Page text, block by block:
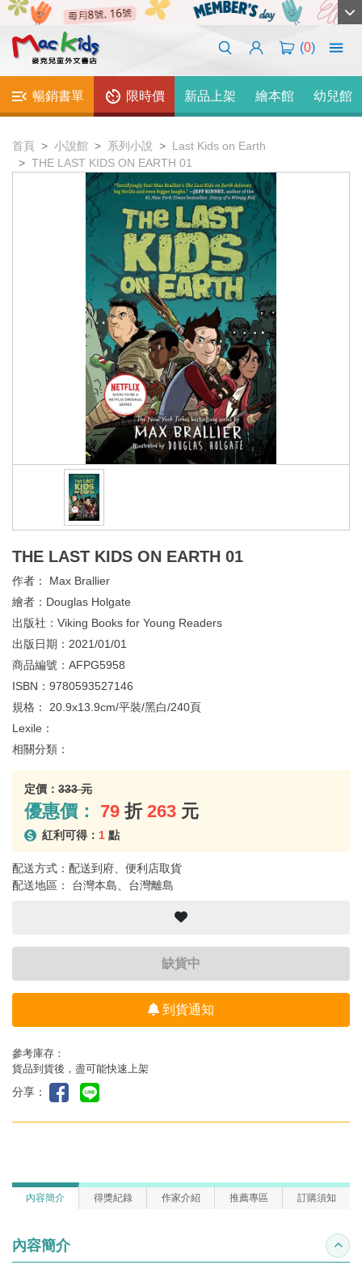
(0)
暢銷書單 限時價 新品上架 繪本館 幼兒館
首頁 小說館 系列小說
Last Kids on Earth
THE LAST KIDS ON EARTH 01
THE LAST KIDS ON EARTH 01
作者： Max Brallier
繪者： Douglas Holgate
出版社： Viking Books for Young Readers
出版日期： 2021/01/01
商品編號： AFPG5958
ISBN： 9780593527146
規格： 20.9x13.9cm/平裝/黑白/240頁
Lexile：
相關分類：
定價： 333 元
優惠價： 79 折 263 元
紅利可得： 1 點
配送方式：配送到府、便利店取貨
配送地區： 台灣本島、台灣離島
缺貨中
到貨通知
參考庫存：
貨品到貨後，盡可能快速上架
分享：
內容簡介 得獎紀錄 作家介紹 推薦專區 訂購須知
內容簡介 收合